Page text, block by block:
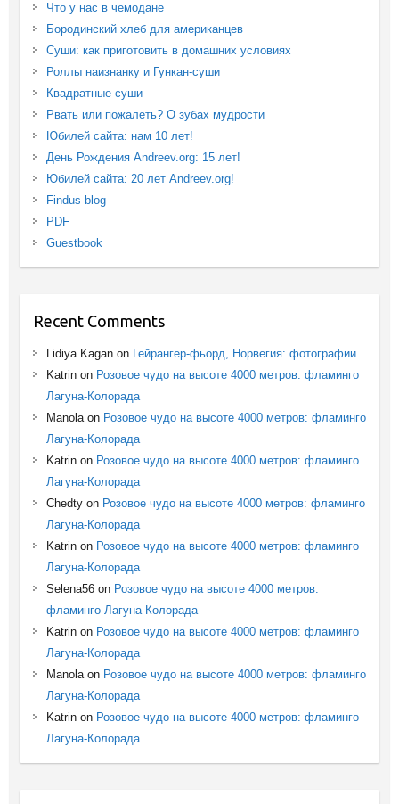
Что у нас в чемодане
Бородинский хлеб для американцев
Суши: как приготовить в домашних условиях
Роллы наизнанку и Гункан-суши
Квадратные суши
Рвать или пожалеть? О зубах мудрости
Юбилей сайта: нам 10 лет!
День Рождения Andreev.org: 15 лет!
Юбилей сайта: 20 лет Andreev.org!
Findus blog
PDF
Guestbook
Recent Comments
Lidiya Kaganon Гейрангер-фьорд, Норвегия: фотографии
Katrinon Розовое чудо на высоте 4000 метров: фламинго
Лагуна-Колорада
Manolaon Розовое чудо на высоте 4000 метров: фламинго
Лагуна-Колорада
Katrinon Розовое чудо на высоте 4000 метров: фламинго
Лагуна-Колорада
Chedtyon Розовое чудо на высоте 4000 метров: фламинго
Лагуна-Колорада
Katrinon Розовое чудо на высоте 4000 метров: фламинго
Лагуна-Колорада
Selena56on Розовое чудо на высоте 4000 метров:
фламинго Лагуна-Колорада
Katrinon Розовое чудо на высоте 4000 метров: фламинго
Лагуна-Колорада
Manolaon Розовое чудо на высоте 4000 метров: фламинго
Лагуна-Колорада
Katrinon Розовое чудо на высоте 4000 метров: фламинго
Лагуна-Колорада